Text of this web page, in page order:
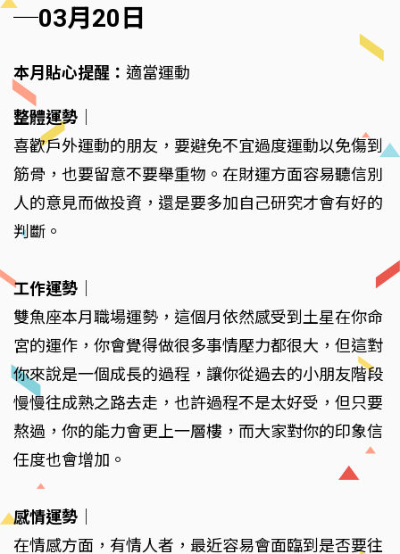
─03月20日
本月貼心提醒： 適當運動
整體運勢
喜歡戶外運動的朋友，要避免不宜過度運動以免傷到
筋骨，也要留意不要舉重物。在財運方面容易聽信別
人的意見而做投資，還是要多加自己研究才會有好的
判斷。
工作運勢
雙魚座本月職場運勢，這個月依然感受到土星在你命
宮的運作，你會覺得做很多事情壓力都很大，但這對
你來說是一個成長的過程，讓你從過去的小朋友階段
慢慢往成熟之路去走，也許過程不是太好受，但只要
熬過，你的能力會更上一層樓，而大家對你的印象信
任度也會增加。
感情運勢
在情感方面，有情人者，最近容易會面臨到是否要往